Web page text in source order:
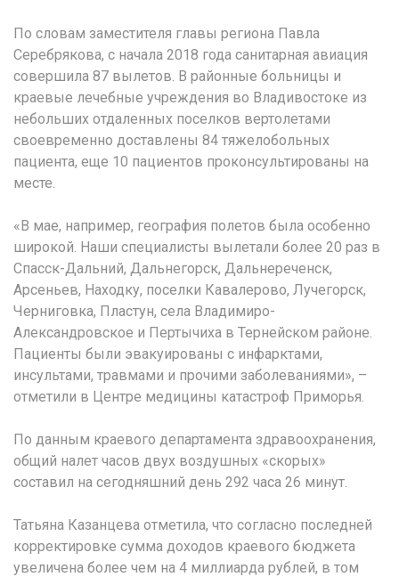
По словам заместителя главы региона Павла
Серебрякова, с начала 2018 года санитарная авиация
совершила 87 вылетов. В районные больницы и
краевые лечебные учреждения во Владивостоке из
небольших отдаленных поселков вертолетами
своевременно доставлены 84 тяжелобольных
пациента, еще 10 пациентов проконсультированы на
месте.
«В мае, например, география полетов была особенно
широкой. Наши специалисты вылетали более 20 раз в
Спасск-Дальний, Дальнегорск, Дальнереченск,
Арсеньев, Находку, поселки Кавалерово, Лучегорск,
Черниговка, Пластун, села Владимиро-
Александровское и Пертычиха в Тернейском районе.
Пациенты были эвакуированы с инфарктами,
инсультами, травмами и прочими заболеваниями», –
отметили в Центре медицины катастроф Приморья.
По данным краевого департамента здравоохранения,
общий налет часов двух воздушных «скорых»
составил на сегодняшний день 292 часа 26 минут.
Татьяна Казанцева отметила, что согласно последней
корректировке сумма доходов краевого бюджета
увеличена более чем на 4 миллиарда рублей, в том